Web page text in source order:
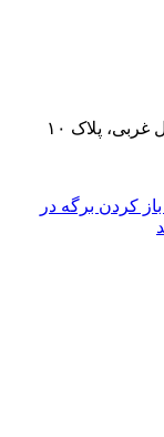
پلاک ۱۰
باز کردن برگه در